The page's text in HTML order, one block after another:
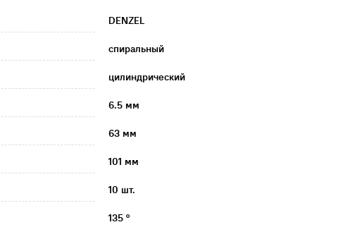
DENZEL
спиральный
цилиндрический
6.5 мм
63 мм
101 мм
10 шт.
135 °